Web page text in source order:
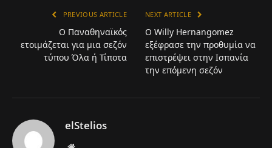
PREVIOUS ARTICLE
Ο Παναθηναϊκός
ετοιμάζεται για μια σεζόν
τύπου Όλα ή Τίποτα
NEXT ARTICLE
Ο Willy Hernangomez
εξέφρασε την προθυμία να
επιστρέψει στην Ισπανία
την επόμενη σεζόν
elStelios
Website